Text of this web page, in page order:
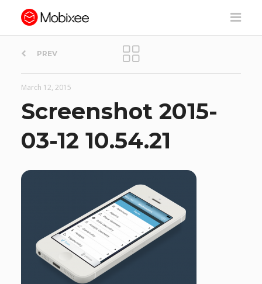
P
o
s
t
n
PREV
March 12, 2015
Screenshot 2015-
03-12 10.54.21